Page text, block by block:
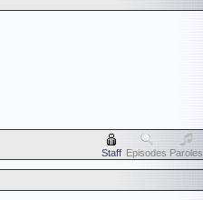
Staff Episodes Paroles